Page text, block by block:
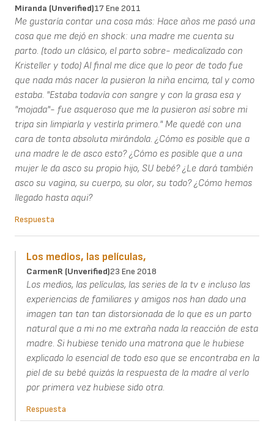
Miranda (unverified)17 Ene 2011
Me gustaría contar una cosa más: Hace años me pasó una
cosa que me dejó en shock: una madre me cuenta su
parto. (todo un clásico, el parto sobre- medicalizado con
Kristeller y todo) Al final me dice que lo peor de todo fue
que nada más nacer la pusieron la niña encima, tal y como
estaba. "Estaba todavía con sangre y con la grasa esa y
"mojada"- fue asqueroso que me la pusieron así sobre mi
tripa sin limpiarla y vestirla primero." Me quedé con una
cara de tonta absoluta mirándola. ¿Cómo es posible que a
una madre le de asco esto? ¿Cómo es posible que a una
mujer le da asco su propio hijo, SU bebé? ¿Le dará también
asco su vagina, su cuerpo, su olor, su todo? ¿Cómo hemos
llegado hasta aqui?
Respuesta
Los medios, las películas,
CarmenR (unverified)23 Ene 2018
Los medios, las películas, las series de la tv e incluso las
experiencias de familiares y amigos nos han dado una
imagen tan tan tan distorsionada de lo que es un parto
natural que a mi no me extraña nada la reacción de esta
madre. Si hubiese tenido una matrona que le hubiese
explicado lo esencial de todo eso que se encontraba en la
piel de su bebé quizás la respuesta de la madre al verlo
por primera vez hubiese sido otra.
Respuesta